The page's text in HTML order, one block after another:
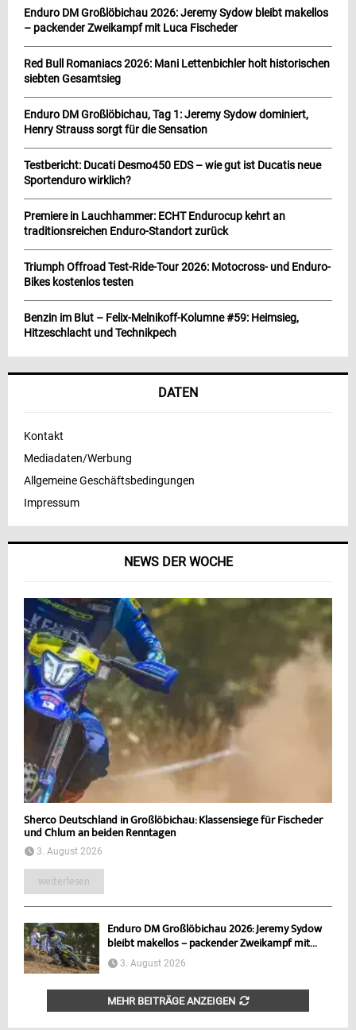
NEWS DER WOCHE
Sherco Deutschland in Großlöbichau: Klassensiege für Fischeder
und Chlum an beiden Renntagen
3. August 2026
weiterlesen
Enduro DM Großlöbichau 2026: Jeremy Sydow
bleibt makellos – packender Zweikampf mit...
3. August 2026
MEHR BEITRÄGE ANZEIGEN
Enduro DM Großlöbichau 2026: Jeremy Sydow bleibt makellos
– packender Zweikampf mit Luca Fischeder
Red Bull Romaniacs 2026: Mani Lettenbichler holt historischen
siebten Gesamtsieg
Enduro DM Großlöbichau, Tag 1: Jeremy Sydow dominiert,
Henry Strauss sorgt für die Sensation
Testbericht: Ducati Desmo450 EDS – wie gut ist Ducatis neue
Sportenduro wirklich?
Premiere in Lauchhammer: ECHT Endurocup kehrt an
traditionsreichen Enduro-Standort zurück
Triumph Offroad Test-Ride-Tour 2026: Motocross- und Enduro-
Bikes kostenlos testen
Benzin im Blut – Felix-Melnikoff-Kolumne #59: Heimsieg,
Hitzeschlacht und Technikpech
DATEN
Kontakt
Mediadaten/Werbung
Allgemeine Geschäftsbedingungen
Impressum